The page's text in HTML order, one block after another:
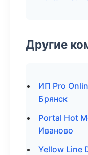
Другие
ИП Pro
Брянск
Portal Hot
Иваново
Yellow Line